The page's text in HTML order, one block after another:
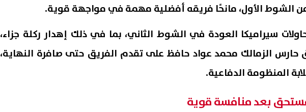
من الشوط الأول، مانحًا فريقه أفضلية مهمة في مواجهة قوية.
سيراميكا العودة في الشوط الثاني، بما في ذلك إهدار ركلة جزاء،
حارس الزمالك محمد عواد حافظ على تقدم الفريق حتى صافرة النهاية،
المنظومة الدفاعية.
بعد منافسة قوية
حفل
رسالة
وظائف وزارة العمل 2026.. فرص